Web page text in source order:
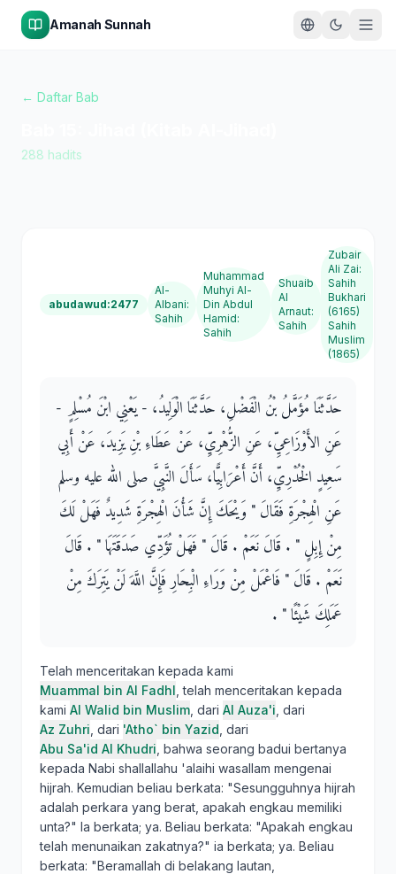
Amanah Sunnah
← Daftar Bab
288 hadits
abudawud:2477
Al-
Albani:
Sahih
Muhammad
Muhyi Al-
Din Abdul
Hamid:
Sahih
Shuaib
Al
Arnaut:
Sahih
Zubair
Ali Zai:
Sahih
Bukhari
(6165)
Sahih
Muslim
(1865)
حَدَّثَنَا مُؤَمَّلُ بْنُ الْفَضْلِ، حَدَّثَنَا الْوَلِيدُ، - يَعْنِي ابْنَ مُسْلِمٍ -
عَنِ الأَوْزَاعِيِّ، عَنِ الزُّهْرِيِّ، عَنْ عَطَاءِ بْنِ يَزِيدَ، عَنْ أَبِي
سَعِيدٍ الْخُدْرِيِّ، أَنَّ أَعْرَابِيًّا، سَأَلَ النَّبِيَّ صلى الله عليه وسلم
عَنِ الْهِجْرَةِ فَقَالَ ‏"‏ وَيْحَكَ إِنَّ شَأْنَ الْهِجْرَةِ شَدِيدٌ فَهَلْ لَكَ
مِنْ إِبِلٍ ‏"‏ ‏.‏ قَالَ نَعَمْ ‏.‏ قَالَ ‏"‏ فَهَلْ تُؤَدِّي صَدَقَتَهَا ‏"‏ ‏.‏ قَالَ
نَعَمْ ‏.‏ قَالَ ‏"‏ فَاعْمَلْ مِنْ وَرَاءِ الْبِحَارِ فَإِنَّ اللَّهَ لَنْ يَتِرَكَ مِنْ
عَمَلِكَ شَيْئًا ‏"‏ ‏.‏
Telah menceritakan kepada kami
Muammal bin Al Fadhl , telah menceritakan kepada
kami Al Walid bin Muslim , dari Al Auza'i , dari
Az Zuhri , dari 'Atho` bin Yazid , dari
Abu Sa'id Al Khudri , bahwa seorang badui bertanya
kepada Nabi shallallahu 'alaihi wasallam mengenai
hijrah. Kemudian beliau berkata: "Sesungguhnya hijrah
adalah perkara yang berat, apakah engkau memiliki
unta?" Ia berkata; ya. Beliau berkata: "Apakah engkau
telah menunaikan zakatnya?" ia berkata; ya. Beliau
berkata: "Beramallah di belakang lautan,